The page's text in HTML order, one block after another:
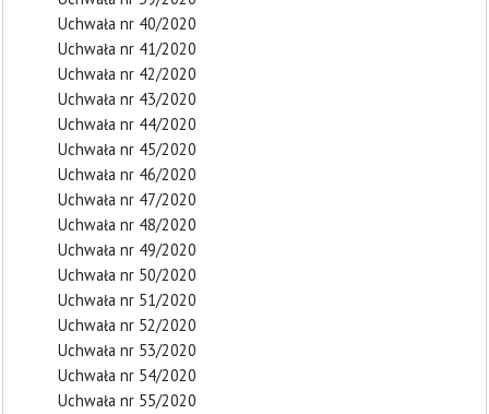
Uchwała nr 40/2020
Uchwała nr 41/2020
Uchwała nr 42/2020
Uchwała nr 43/2020
Uchwała nr 44/2020
Uchwała nr 45/2020
Uchwała nr 46/2020
Uchwała nr 47/2020
Uchwała nr 48/2020
Uchwała nr 49/2020
Uchwała nr 50/2020
Uchwała nr 51/2020
Uchwała nr 52/2020
Uchwała nr 53/2020
Uchwała nr 54/2020
Uchwała nr 55/2020